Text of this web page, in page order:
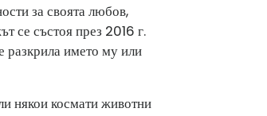
за своята любов,
се състоя през 2016 г.
името му или
някои космати животни